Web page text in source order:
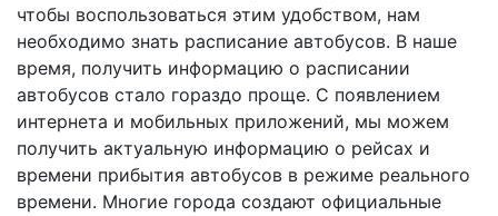
чтобы воспользоваться этим удобством, нам
необходимо знать расписание автобусов. В наше
время, получить информацию о расписании
автобусов стало гораздо проще. С появлением
интернета и мобильных приложений, мы можем
получить актуальную информацию о рейсах и
времени прибытия автобусов в режиме реального
времени. Многие города создают официальные